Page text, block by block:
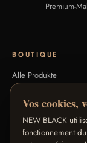
Premium-
BOUTIQUE
Alle Produkte
Signature-Kollektionen
Farbton-Guide
FAQ
Vos cookies,
NEW BLACK
fonctionnement